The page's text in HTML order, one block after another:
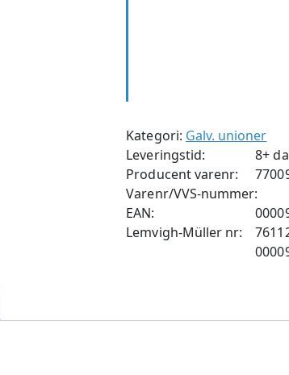
Kategori: Galv. unioner
Leveringstid:
8+
Producent varenr:
Varenr/VVS-nummer:
EAN:
Lemvigh-Müller nr: